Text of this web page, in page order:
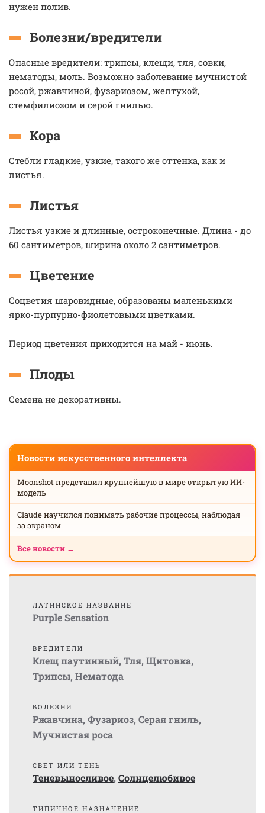
нужен полив.
Болезни/вредители
Опасные вредители: трипсы, клещи, тля, совки,
нематоды, моль. Возможно заболевание мучнистой
росой, ржавчиной, фузариозом, желтухой,
стемфилиозом и серой гнилью.
Кора
Стебли гладкие, узкие, такого же оттенка, как и
листья.
Листья
Листья узкие и длинные, остроконечные. Длина - до
60 сантиметров, ширина около 2 сантиметров.
Цветение
Соцветия шаровидные, образованы маленькими
ярко-пурпурно-фиолетовыми цветками.
Период цветения приходится на май - июнь.
Плоды
Семена не декоративны.
Новости искусственного интеллекта
Moonshot представил крупнейшую в мире открытую ИИ-
модель
Claude научился понимать рабочие процессы, наблюдая
за экраном
Все новости →
ЛАТИНСКОЕ НАЗВАНИЕ
Purple Sensation
ВРЕДИТЕЛИ
Клещ паутинный, Тля, Щитовка,
Трипсы, Нематода
БОЛЕЗНИ
Ржавчина, Фузариоз, Серая гниль,
Мучнистая роса
СВЕТ ИЛИ ТЕНЬ
Теневыносливое, Солнцелюбивое
ТИПИЧНОЕ НАЗНАЧЕНИЕ